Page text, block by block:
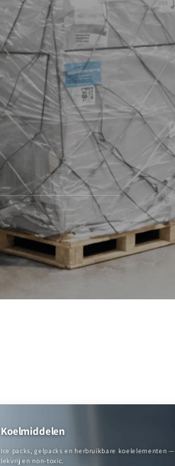
Koelmiddelen
Ice packs, gelpacks en herbruikbare koelelementen —
lekvrij en non-toxic.